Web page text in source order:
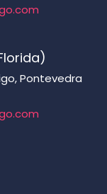
Pontevedra